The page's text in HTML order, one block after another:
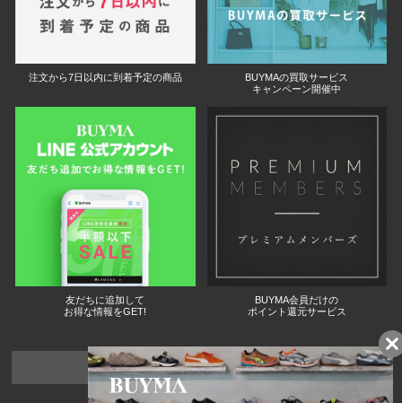
注文から7日以内に到着予定の商品
BUYMAの買取サービス
キャンペーン開催中
友だちに追加して
お得な情報をGET!
BUYMA会員だけの
ポイント還元サービス
ページトップへ